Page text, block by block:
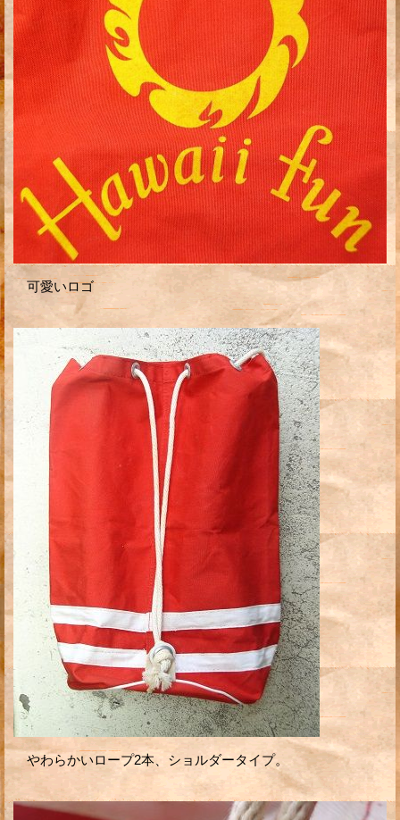
可愛いロゴ
やわらかいロープ2本、ショルダータイプ。